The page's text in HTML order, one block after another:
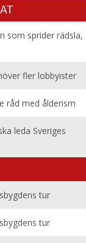
som sprider rädsla,
fler lobbyister
råd med ålderism
leda Sveriges
tur
tur